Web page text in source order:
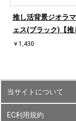
推し活背景ジオラ
ェス(ブラック)【推
￥1,430
当サイトについて
EC利用規約